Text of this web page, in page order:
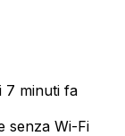
7 minuti fa
senza Wi-Fi